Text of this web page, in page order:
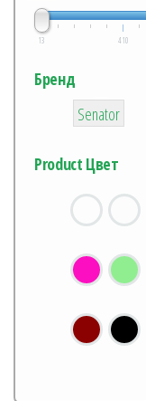
13 410
Бренд
1
Senator
Product Цвет